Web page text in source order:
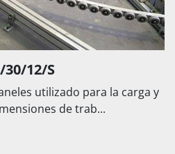
12/S
utilizado para la carga y
de trab...